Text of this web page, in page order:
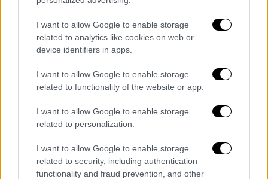
I want to allow Google to enable storage
related to analytics like cookies on web or
device identifiers in apps.
I want to allow Google to enable storage
related to functionality of the website or app.
I want to allow Google to enable storage
related to personalization.
I want to allow Google to enable storage
related to security, including authentication
functionality and fraud prevention, and other
την επανένταξη της Τουρκίας στο
πρόγραμμα των F-35 , επικαλούμενα τους
περιορισμούς που εξακολουθούν να ισχύουν
λόγω της αγοράς του ρωσικού συστήματος
S400 από την Άγκυρα. Την ίδια στιγμή, ο
πρωθυπουργός του Ισραήλ,Μπενιαμίν
προσωπικά τον Τραμπ να μην πουλήσει τα
αεροσκάφη στην Τουρκία, λέγοντας ότι μια
τέτοια κίνηση θα κατέστρεφε την ισορροπία
δυνάμεων στη Μέση Ανατολή.